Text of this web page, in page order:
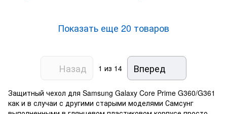
Показать еще 20 товаров
Назад 1 из 14 Вперед
Защитный чехол для Samsung Galaxy Core Prime G360/G361
как и в случаи с другими старыми моделями Самсунг